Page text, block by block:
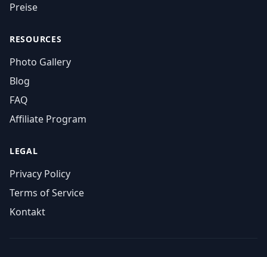
Preise
RESOURCES
Photo Gallery
Blog
FAQ
Affiliate Program
LEGAL
Privacy Policy
Terms of Service
Kontakt